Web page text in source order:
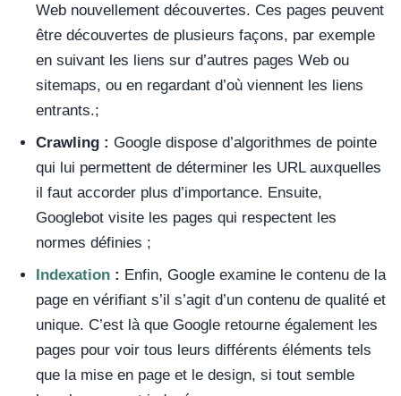
Web nouvellement découvertes. Ces pages peuvent
être découvertes de plusieurs façons, par exemple
en suivant les liens sur d’autres pages Web ou
sitemaps, ou en regardant d’où viennent les liens
entrants.;
Crawling : Google dispose d’algorithmes de pointe
qui lui permettent de déterminer les URL auxquelles
il faut accorder plus d’importance. Ensuite,
Googlebot visite les pages qui respectent les
normes définies ;
Indexation : Enfin, Google examine le contenu de la
page en vérifiant s’il s’agit d’un contenu de qualité et
unique. C’est là que Google retourne également les
pages pour voir tous leurs différents éléments tels
que la mise en page et le design, si tout semble